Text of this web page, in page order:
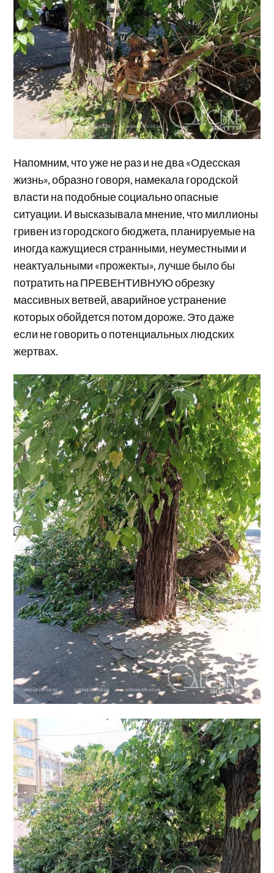
Напомним, что уже не раз и не два «Одесская
жизнь», образно говоря, намекала городской
власти на подобные социально опасные
ситуации. И высказывала мнение, что миллионы
гривен из городского бюджета, планируемые на
иногда кажущиеся странными, неуместными и
неактуальными «прожекты», лучше было бы
потратить на ПРЕВЕНТИВНУЮ обрезку
массивных ветвей, аварийное устранение
которых обойдется потом дороже. Это даже
если не говорить о потенциальных людских
жертвах.